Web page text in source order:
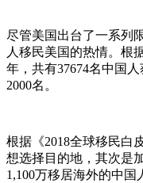
尽管美国出台了一系列
人移民美国的热情。根
年，共有37674名中国
2000名。
根据《2018全球移民白
想选择目的地，其次是
1,100万移居海外的中国